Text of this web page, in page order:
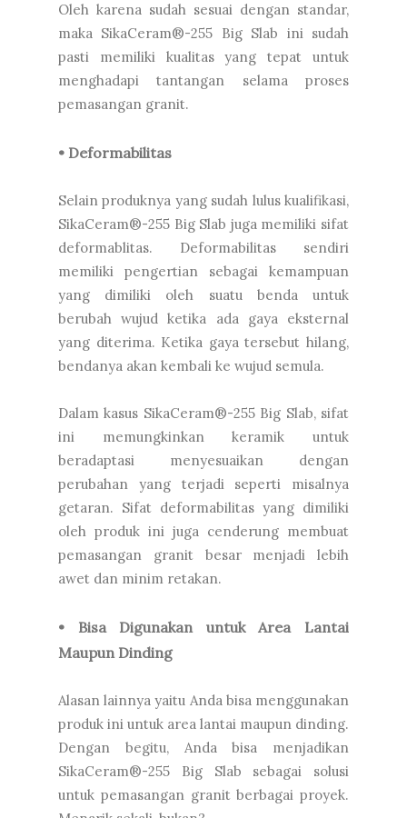
Oleh karena sudah sesuai dengan standar,
maka SikaCeram®-255 Big Slab ini sudah
pasti memiliki kualitas yang tepat untuk
menghadapi tantangan selama proses
pemasangan granit.
• Deformabilitas
Selain produknya yang sudah lulus kualifikasi,
SikaCeram®-255 Big Slab juga memiliki sifat
deformablitas. Deformabilitas sendiri
memiliki pengertian sebagai kemampuan
yang dimiliki oleh suatu benda untuk
berubah wujud ketika ada gaya eksternal
yang diterima. Ketika gaya tersebut hilang,
bendanya akan kembali ke wujud semula.
Dalam kasus SikaCeram®-255 Big Slab, sifat
ini memungkinkan keramik untuk
beradaptasi menyesuaikan dengan
perubahan yang terjadi seperti misalnya
getaran. Sifat deformabilitas yang dimiliki
oleh produk ini juga cenderung membuat
pemasangan granit besar menjadi lebih
awet dan minim retakan.
• Bisa Digunakan untuk Area Lantai
Maupun Dinding
Alasan lainnya yaitu Anda bisa menggunakan
produk ini untuk area lantai maupun dinding.
Dengan begitu, Anda bisa menjadikan
SikaCeram®-255 Big Slab sebagai solusi
untuk pemasangan granit berbagai proyek.